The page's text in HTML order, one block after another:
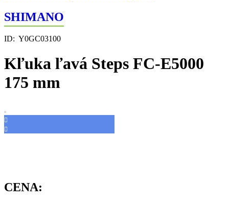
SHIMANO
ID: Y0GC03100
Kľuka ľavá Steps FC-E5000
175 mm
CENA: